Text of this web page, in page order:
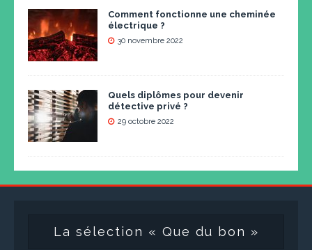
Comment fonctionne une cheminée
électrique ?
30 novembre 2022
Quels diplômes pour devenir
détective privé ?
29 octobre 2022
La sélection « Que du bon »